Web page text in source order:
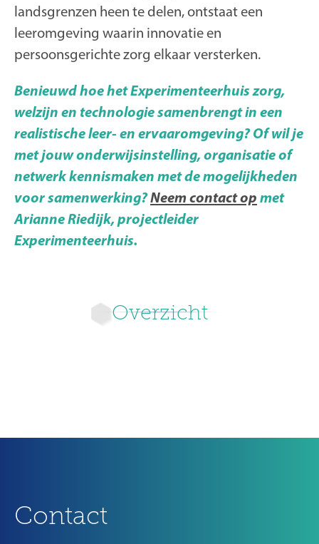
Overzicht
landsgrenzen heen te delen, ontstaat een
leeromgeving waarin innovatie en
persoonsgerichte zorg elkaar versterken.
Benieuwd hoe het Experimenteerhuis zorg,
welzijn en technologie samenbrengt in een
realistische leer- en ervaaromgeving? Of wil je
met jouw onderwijsinstelling, organisatie of
netwerk kennismaken met de mogelijkheden
voor samenwerking?Neem contact op met
Arianne Riedijk, projectleider
Experimenteerhuis.
Contact